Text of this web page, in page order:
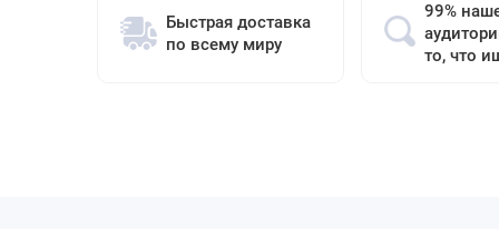
Быстрая доставка
по всему миру
99%
то, что